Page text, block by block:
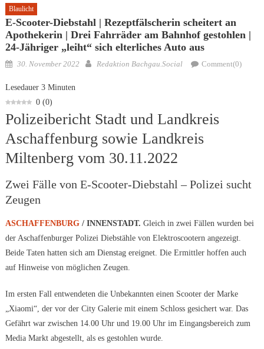
Blaulicht
E-Scooter-Diebstahl | Rezeptfälscherin scheitert an
Apothekerin | Drei Fahrräder am Bahnhof gestohlen |
24-Jähriger „leiht“ sich elterliches Auto aus
Posted
30. November 2022 Author
Redaktion Bachgau.Social Comment(0)
Lesedauer 3 Minuten
0 (0)
Polizeibericht Stadt und Landkreis
Aschaffenburg sowie Landkreis
Miltenberg vom 30.11.2022
Zwei Fälle von E-Scooter-Diebstahl – Polizei sucht
Zeugen
ASCHAFFENBURG/ INNENSTADT. Gleich in zwei Fällen wurden bei
der Aschaffenburger Polizei Diebstähle von Elektroscootern angezeigt.
Beide Taten hatten sich am Dienstag ereignet. Die Ermittler hoffen auch
auf Hinweise von möglichen Zeugen.
Im ersten Fall entwendeten die Unbekannten einen Scooter der Marke
„Xiaomi“, der vor der City Galerie mit einem Schloss gesichert war. Das
Gefährt war zwischen 14.00 Uhr und 19.00 Uhr im Eingangsbereich zum
Media Markt abgestellt, als es gestohlen wurde.